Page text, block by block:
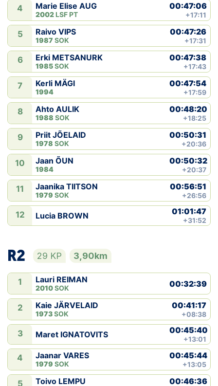
Püsirajad
Ajalugu
Koolitused
OTSI
4 Marie Elise AUG
2002 LSF PT
00:47:06
+17:11
5 Raivo VIPS
1987 SOK
00:47:26
+17:31
6 Erki METSANURK
1985SOK
00:47:38
+17:43
7 Kerli MÄGI
1994
00:47:54
+17:59
8 Ahto AULIK
1988 SOK
00:48:20
+18:25
9 Priit JÕELAID
1978 SOK
00:50:31
+20:36
10 Jaan ÕUN
1984
00:50:32
+20:37
11 Jaanika TIITSON
1979 SOK
00:56:51
+26:56
12 Lucia BROWN 01:01:47
+31:52
R2 29 KP 3,90km
1 Lauri REIMAN
2010SOK 00:32:39
2 Kaie JÄRVELAID
1973SOK
00:41:17
+08:38
3 Maret IGNATOVITS 00:45:40
+13:01
4 Jaanar VARES
1979 SOK
00:45:44
+13:05
5 Toivo LEMPU 00:46:36